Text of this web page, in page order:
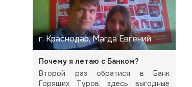
г. Краснодар, Магда Евгений
Почему я летаю с Банком?
Второй раз обратися в Банк
Горящих Туров, здесь выгодные